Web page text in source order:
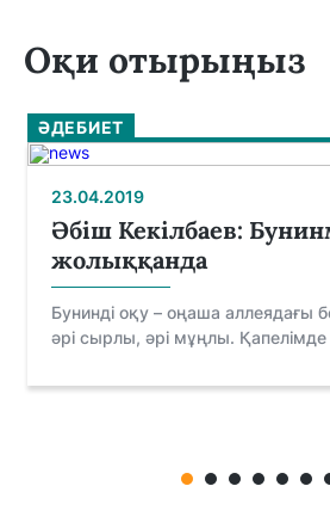
Оқи отырыңыз
ӘДЕБИЕТ
23.04.2019
Әбіш Кекілбаев:
жолыққанда
Бунинді оқу – оңаша аллеядағы
әрі сырлы, әрі мұңлы.